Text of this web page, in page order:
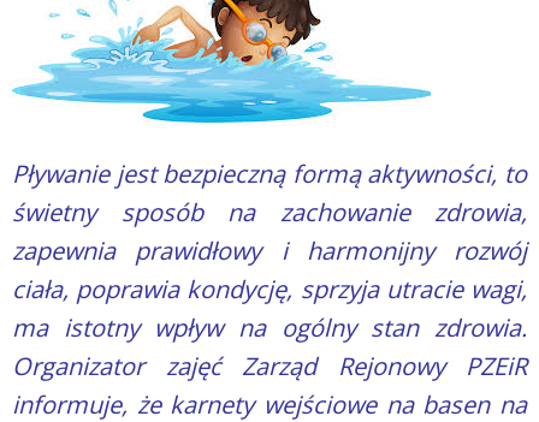
Pływanie jest bezpieczną formą aktywności, to
świetny sposób na zachowanie zdrowia,
zapewnia prawidłowy i harmonijny rozwój
ciała, poprawia kondycję, sprzyja utracie wagi,
ma istotny wpływ na ogólny stan zdrowia.
Organizator zajęć Zarząd Rejonowy PZEiR
informuje, że karnety wejściowe na basen na